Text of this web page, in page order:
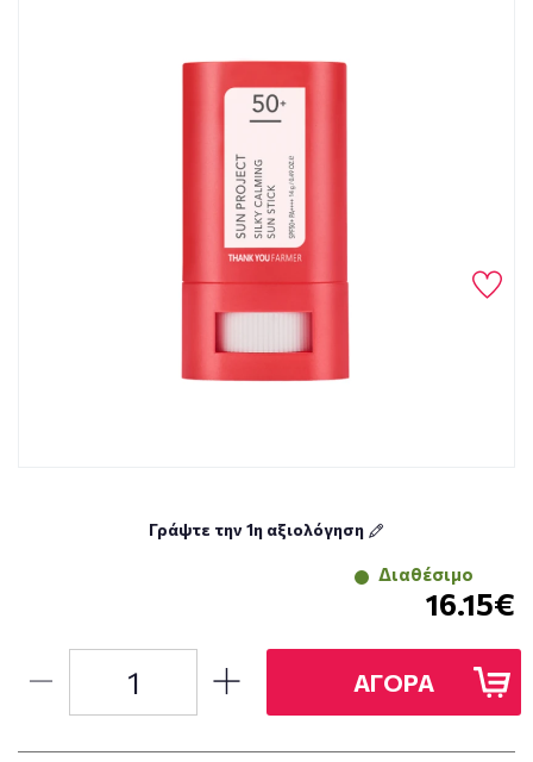
Γράψτε την 1η αξιολόγηση
Διαθέσιμο
16.15€
ΑΓΟΡΑ